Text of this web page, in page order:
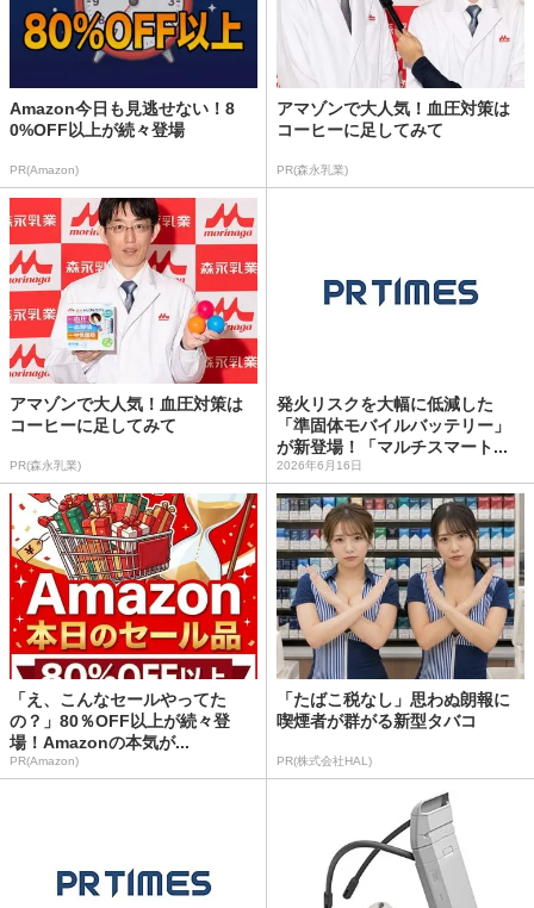
Amazon今日も見逃せない！8
0%OFF以上が続々登場
PR(Amazon)
アマゾンで大人気！血圧対策は
コーヒーに足してみて
PR(森永乳業)
アマゾンで大人気！血圧対策は
コーヒーに足してみて
PR(森永乳業)
発火リスクを大幅に低減した
「準固体モバイルバッテリー」
が新登場！「マルチスマート...
2026年6月16日
「え、こんなセールやってた
の？」80％OFF以上が続々登
場！Amazonの本気が...
PR(Amazon)
「たばこ税なし」思わぬ朗報に
喫煙者が群がる新型タバコ
PR(株式会社HAL)